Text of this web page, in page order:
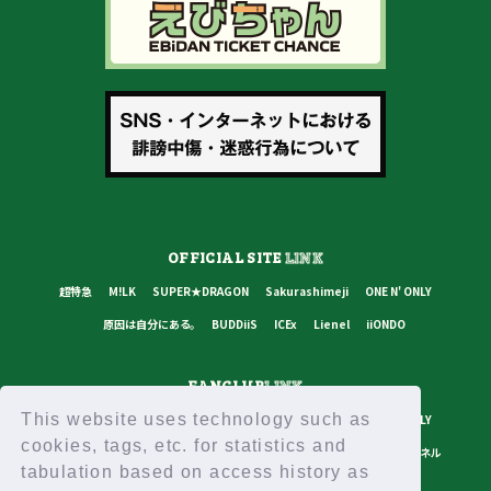
This website uses technology such as
cookies, tags, etc. for statistics and
tabulation based on access history as
OFFICIAL SITELINK
超特急 M!LK SUPER★DRAGON Sakurashimeji
ONE N' ONLY
原因は自分にある。
BUDDiiS ICEx Lienel iiONDO
FANCLUBLINK
超特急 M!LK SUPER★DRAGON Sakurashimeji
ONE N' ONLY
原因は自分にある。
BUDDiiS ICEx Lienel スターダストチャンネル